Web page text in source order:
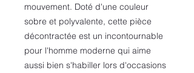
mouvement. Doté d'une couleur
sobre et polyvalente, cette pièce
décontractée est un incontournable
pour l'homme moderne qui aime
aussi bien s'habiller lors d'occasions